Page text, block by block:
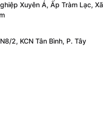
Xuyên Á, Ấp Tràm Lạc, Xã
2, KCN Tân Bình, P. Tây